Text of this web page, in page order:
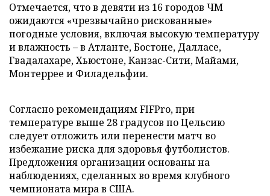
Отмечается, что в девяти из 16 городов ЧМ
ожидаются «чрезвычайно рискованные»
погодные условия, включая высокую температуру
и влажность – в Атланте, Бостоне, Далласе,
Гвадалахаре, Хьюстоне, Канзас-Сити, Майами,
Монтеррее и Филадельфии.
Согласно рекомендациям FIFPro, при
температуре выше 28 градусов по Цельсию
следует отложить или перенести матч во
избежание риска для здоровья футболистов.
Предложения организации основаны на
наблюдениях, сделанных во время клубного
чемпионата мира в США.